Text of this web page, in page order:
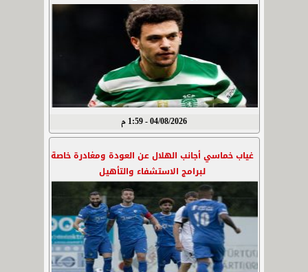
04/08/2026 - 1:59 م
غياب خماسي أجانب الهلال عن العودة ومغادرة خاصة
لبرامج الاستشفاء والتأهيل